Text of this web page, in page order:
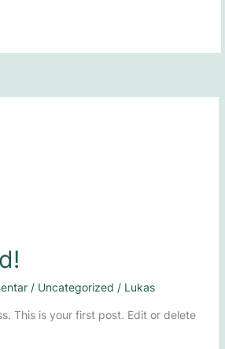
/ Uncategorized / Lukas
This is your first post. Edit or delete